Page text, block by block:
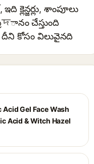
క్లెన్జర్లు, శాంపూలు
చేస్తుంది
కోసం విలువైనది
Acid Gel Face Wash
Acid & Witch Hazel